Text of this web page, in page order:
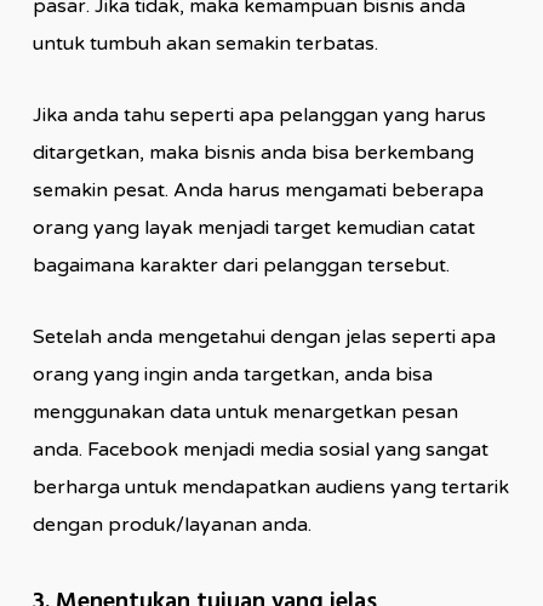
pasar. Jika tidak, maka kemampuan bisnis anda
untuk tumbuh akan semakin terbatas.
Jika anda tahu seperti apa pelanggan yang harus
ditargetkan, maka bisnis anda bisa berkembang
semakin pesat. Anda harus mengamati beberapa
orang yang layak menjadi target kemudian catat
bagaimana karakter dari pelanggan tersebut.
Setelah anda mengetahui dengan jelas seperti apa
orang yang ingin anda targetkan, anda bisa
menggunakan data untuk menargetkan pesan
anda. Facebook menjadi media sosial yang sangat
berharga untuk mendapatkan audiens yang tertarik
dengan produk/layanan anda.